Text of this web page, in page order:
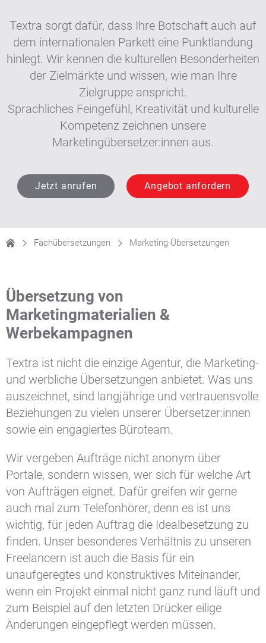
Textra sorgt dafür, dass Ihre Botschaft auch auf
dem internationalen Parkett eine Punktlandung
hinlegt. Wir kennen die kulturellen Besonderheiten
der Zielmärkte und wissen, wie man Ihre
Zielgruppe anspricht.
Sprachliches Feingefühl, Kreativität und kulturelle
Kompetenz zeichnen unsere
Marketingübersetzer:innen aus.
Jetzt anrufen Angebot anfordern
Fachübersetzungen Marketing-Übersetzungen
Übersetzung von
Marketingmaterialien &
Werbekampagnen
Textra ist nicht die einzige Agentur, die Marketing-
und werbliche Übersetzungen anbietet. Was uns
auszeichnet, sind langjährige und vertrauensvolle
Beziehungen zu vielen unserer Übersetzer:innen
sowie ein engagiertes Büroteam.
Wir vergeben Aufträge nicht anonym über
Portale, sondern wissen, wer sich für welche Art
von Aufträgen eignet. Dafür greifen wir gerne
auch mal zum Telefonhörer, denn es ist uns
wichtig, für jeden Auftrag die Idealbesetzung zu
finden. Unser besonderes Verhältnis zu unseren
Freelancern ist auch die Basis für ein
unaufgeregtes und konstruktives Miteinander,
wenn ein Projekt einmal nicht ganz rund läuft und
zum Beispiel auf den letzten Drücker eilige
Änderungen eingepflegt werden müssen.